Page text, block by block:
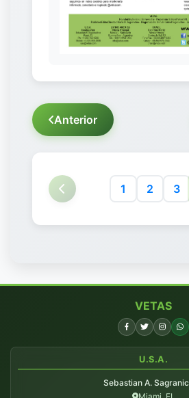
Anterior
1 2 3
VETAS
U.S.A.
Sebastian A.